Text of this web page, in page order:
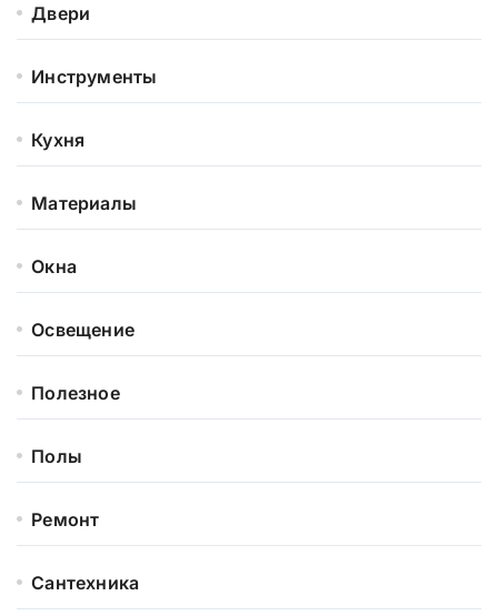
Двери
Инструменты
Кухня
Материалы
Окна
Освещение
Полезное
Полы
Ремонт
Сантехника